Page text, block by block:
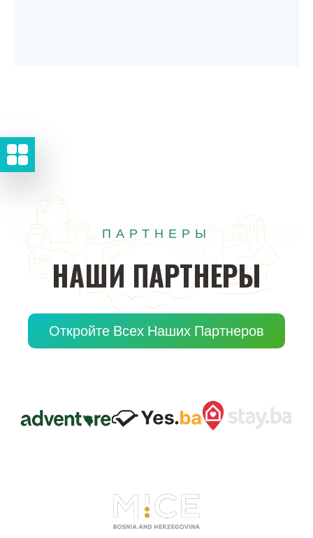
ПАРТНЕРЫ
НАШИ ПАРТНЕРЫ
Откройте Всех Наших Партнеров